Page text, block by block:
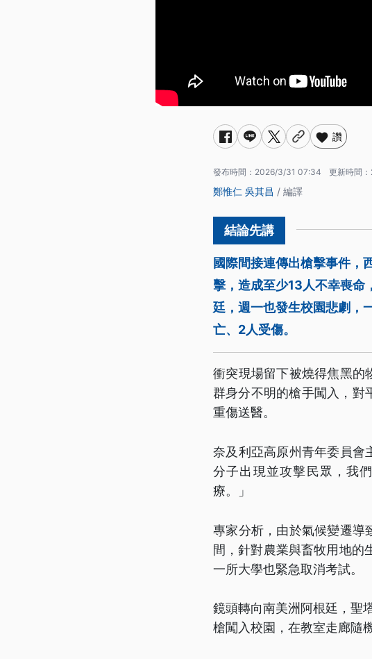
讚
發布時間： 2026/3/31 07:34 更新時間：
鄭惟仁 吳其昌 / 編譯
國際間接連傳出槍擊事件，
擊，造成至少13人不幸喪命
廷，週一也發生校園悲劇，
亡、2人受傷。
衝突現場留下被燒得焦黑的
群身分不明的槍手闖入，對
重傷送醫。
奈及利亞高原州青年委員會
分子出現並攻擊民眾，我
療。」
專家分析，由於氣候變遷導
間，針對農業與畜牧用地的
一所大學也緊急取消考試。
鏡頭轉向南美洲阿根廷，聖
槍闖入校園，在教室走廊隨